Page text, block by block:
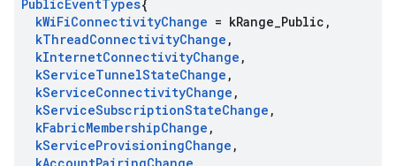
PublicEventTypes{
kWiFiConnectivityChange = kRange Public ,
kThreadConnectivityChange ,
kInternetConnectivityChange ,
kServiceTunnelStateChange ,
kServiceConnectivityChange ,
kServiceSubscriptionStateChange ,
kFabricMembershipChange ,
kServiceProvisioningChange ,